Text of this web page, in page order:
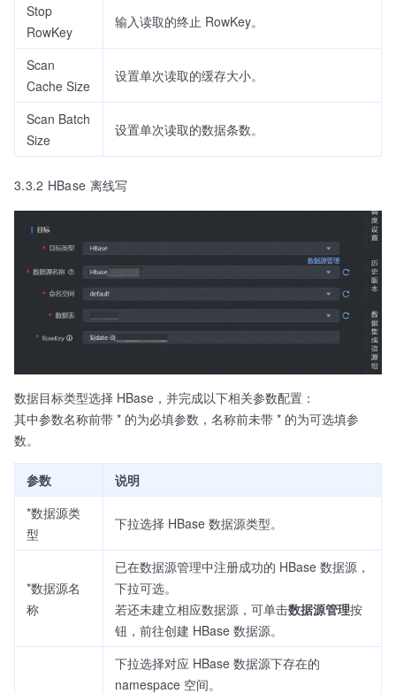
Stop
RowKey
输入读取的终止 RowKey。
Scan
Cache Size
设置单次读取的缓存大小。
Scan Batch
Size
设置单次读取的数据条数。
3.3.2 HBase 离线写
数据目标类型选择 HBase，并完成以下相关参数配置：
其中参数名称前带 * 的为必填参数，名称前未带 * 的为可选填参
数。
参数
说明
*数据源类
型
下拉选择 HBase 数据源类型。
*数据源名
称
已在数据源管理中注册成功的 HBase 数据源，
下拉可选。
若还未建立相应数据源，可单击数据源管理按
钮，前往创建 HBase 数据源。
下拉选择对应 HBase 数据源下存在的
namespace 空间。